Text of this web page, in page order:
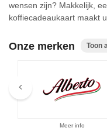
wensen zijn? Makkelijk,
koffiecadeaukaart maakt
Onze merken Toon
Meer info